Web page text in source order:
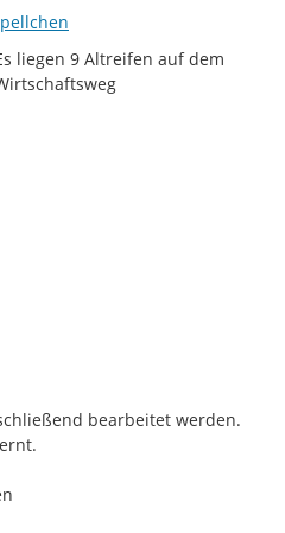
liegen 9 Altreifen auf dem
bearbeitet werden.